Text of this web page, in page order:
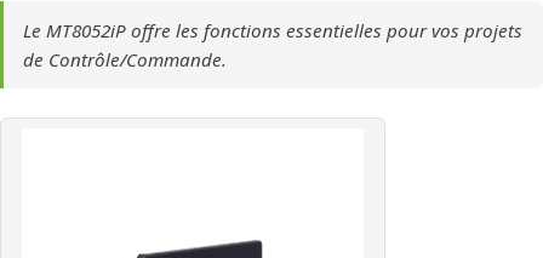
Le MT8052iP offre les fonctions essentielles pour vos projets
de Contrôle/Commande.